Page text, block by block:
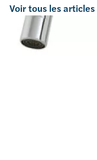
Voir tous les articles